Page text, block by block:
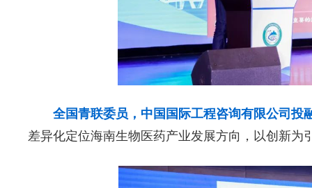
全国青联委员，中国国际工程咨询有限公司投
差异化定位海南生物医药产业发展方向，以创新为